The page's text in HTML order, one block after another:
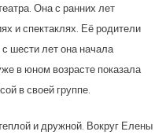
Она с ранних лет
и спектаклях. Её родители
шести лет она начала
в юном возрасте показала
в своей группе.
и дружной. Вокруг Елены